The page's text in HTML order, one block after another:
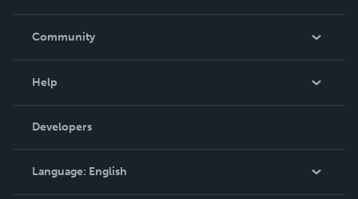
In The News
Community
Podcast
Help
Order Lookup
Knowledge Base
Contact Support
Developers
Language: English